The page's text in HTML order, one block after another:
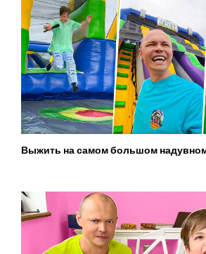
Выжить на самом большом